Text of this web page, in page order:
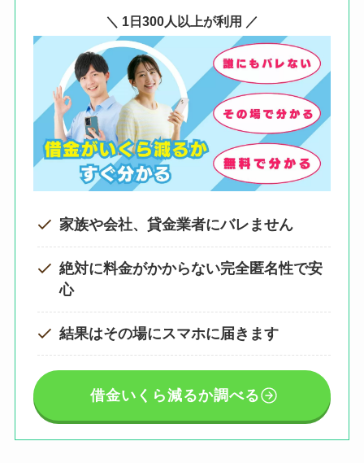
＼ 1日300人以上が利用 ／
家族や会社、貸金業者にバレません
絶対に料金がかからない完全匿名性で安
心
結果はその場にスマホに届きます
借金いくら減るか調べる